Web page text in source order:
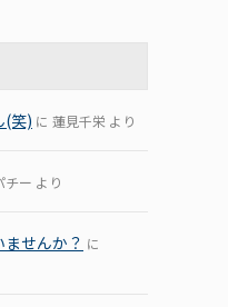
(笑) に 蓮見千栄 より
チー より
せんか？ に